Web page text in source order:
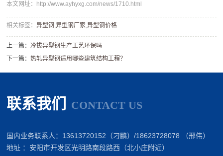
本文网址：http://www.ayhyxg.com/news/1710.html
相关标签：​异型钢 ,​异型钢厂家,​异型钢价格
上一篇：​冷拔异型钢生产工艺环保吗
下一篇：​热轧异型钢适用哪些建筑结构工程？
联系我们 CONTACT US
国内业务联系人：13613720152（刁鹏）/18623728078 （邢伟）
地址 ：安阳市开发区光明路南段路西（北小庄附近）